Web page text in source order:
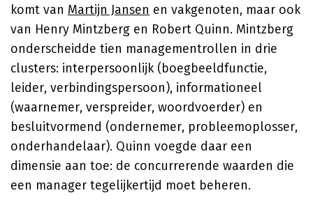
komt van Martijn Jansen en vakgenoten, maar ook
van Henry Mintzberg en Robert Quinn. Mintzberg
onderscheidde tien managementrollen in drie
clusters: interpersoonlijk (boegbeeldfunctie,
leider, verbindingspersoon), informationeel
(waarnemer, verspreider, woordvoerder) en
besluitvormend (ondernemer, probleemoplosser,
onderhandelaar). Quinn voegde daar een
dimensie aan toe: de concurrerende waarden die
een manager tegelijkertijd moet beheren.